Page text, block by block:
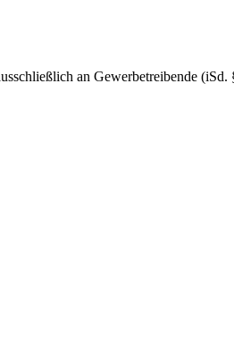
an Gewerbetreibende (iSd.